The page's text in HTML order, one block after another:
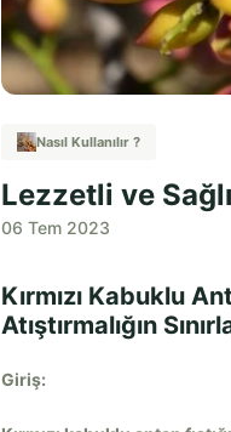
Nasıl Kullanılır ?
Lezzetli ve
06 Tem 2023
Kırmızı Kabuklu
Atıştırmalığın
Giriş: